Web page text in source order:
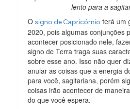
lento para a
Osigno de Capricórnio terá um
2020, pois algumas conjunções
acontecer posicionado nele,
signo de Terra traga suas
sobre esse ano. Isso não quer
anular as coisas que a energia
para você, sagitariana, porém
coisas irão acontecer de
do que você espera.